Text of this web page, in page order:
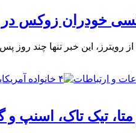
خودران زوکس در
رویترز، این خبر تنها چند
و ارتباطات